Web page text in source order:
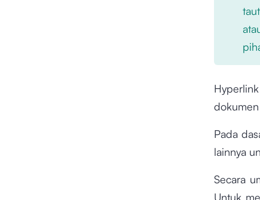
Pada
lainnya
Secara
Untuk